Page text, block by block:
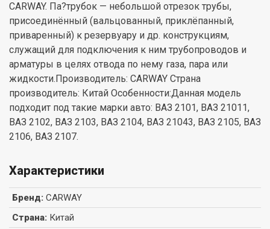
CARWAY. Па?трубок — небольшой отрезок трубы,
присоединённый (вальцованный, приклёпанный,
приваренный) к резервуару и др. конструкциям,
служащий для подключения к ним трубопроводов и
арматуры в целях отвода по нему газа, пара или
жидкости.Производитель: CARWAY Страна
производитель: Китай Особенности:Данная модель
подходит под такие марки авто: ВАЗ 2101, ВАЗ 21011,
ВАЗ 2102, ВАЗ 2103, ВАЗ 2104, ВАЗ 21043, ВАЗ 2105, ВАЗ
2106, ВАЗ 2107.
Характеристики
Бренд: CARWAY
Страна: Китай